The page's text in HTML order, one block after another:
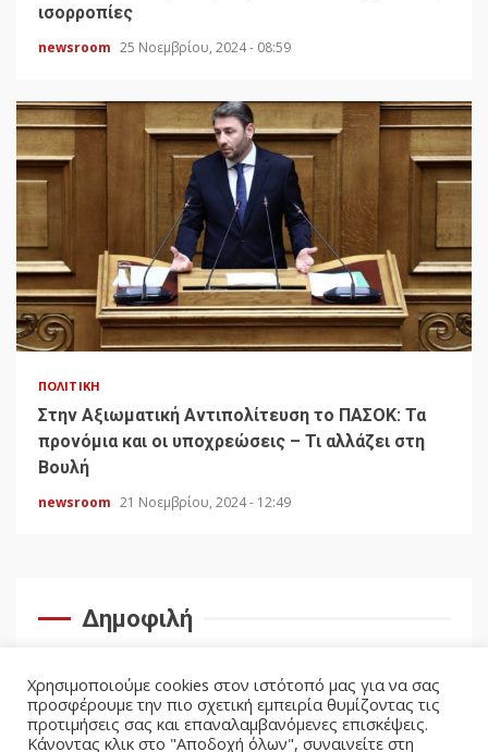
ισορροπίες
newsroom 25 Νοεμβρίου, 2024 - 08:59
ΠΟΛΙΤΙΚΉ
Στην Αξιωματική Αντιπολίτευση το ΠΑΣΟΚ: Τα
προνόμια και οι υποχρεώσεις – Τι αλλάζει στη
Βουλή
newsroom 21 Νοεμβρίου, 2024 - 12:49
Δημοφιλή
Χρησιμοποιούμε cookies στον ιστότοπό μας για να σας
προσφέρουμε την πιο σχετική εμπειρία θυμίζοντας τις
προτιμήσεις σας και επαναλαμβανόμενες επισκέψεις.
Κάνοντας κλικ στο "Αποδοχή όλων", συναινείτε στη